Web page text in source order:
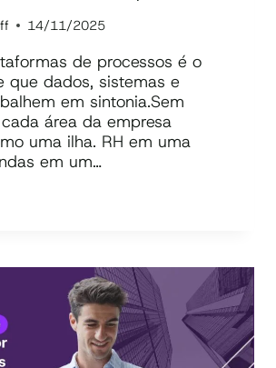
14/11/2025
de processos é o
que dados, sistemas e
em sintonia.Sem
área da empresa
uma ilha. RH em uma
em um…